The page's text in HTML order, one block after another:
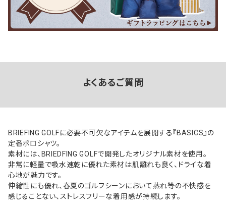
よくあるご質問
BRIEFING GOLFに必要不可欠なアイテムを展開する『BASICS』の
定番ポロシャツ。
素材には、BRIEDFING GOLFで開発したオリジナル素材を使用。
非常に軽量で吸水速乾に優れた素材は肌離れも良く、ドライな着
心地が魅力です。
伸縮性にも優れ、春夏のゴルフシーンにおいて蒸れ等の不快感を
感じることない、ストレスフリーな着用感が持続します。